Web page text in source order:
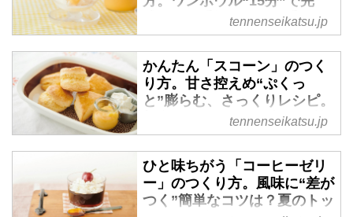
キャラメル」。材料3つでつくれ
る簡単レシピで、常備すればスコ
フィンに練りこんだり、りんごの
おやつの楽しみも広がります。
りお菓子の店「甘堂ふわ作」さん
に、自宅でもおいしく手軽につく
れるようにアレンジを加えた自家
製おやつレシピを教えていただき
ました。今回紹介するのは、見た
目も愛らしい「レモンケーキ」の
つくり方。生地に、仕上げに、ア
イシングにと、レモン汁を何度も
使い、爽やかな風味が広がるレシ
ピです。ラッピングの方法も教え
ていただきましたので、友人宅へ
の手土産としてもおすすめです。
成！のお手軽レシピ｜手づく
りお菓子の店・甘堂ふわ作の
やさしいおやつ - 天然生活
web
やさしい甘さで、疲れた心をふわ
「甘堂ふわ作」さんに、自宅でも
おいしく手軽につくれるようにア
レンジを加えた自家製おやつレシ
ピを教えていただきました。今回
紹介するのは、15分、ワンボウル
tennenseikatsu.jp
かんたん「スコーン」のつく
り方。甘さ控えめ“ぷくっ
と”膨らむ、さっくりレシピ。
朝食にもおやつにも頼れる焼
き菓子｜手づくりお菓子の
店・甘堂ふわ作のやさしいお
やつ - 天然生活web
疲れた心をやさしく癒す、手づく
tennenseikatsu.jp
ひと味ちがう「コーヒーゼリ
ー」のつくり方。風味に“差が
つく”簡単なコツは？夏のトッ